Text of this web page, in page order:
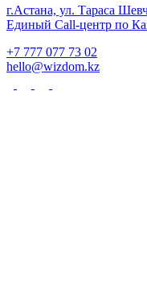
г.Астана, ул. Тараса
Единый Call-центр по
+7 777 077 73 02
hello@wizdom.kz